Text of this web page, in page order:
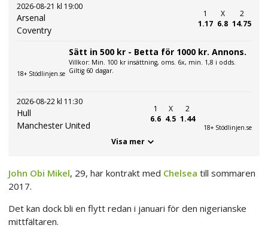
2026-08-21 kl 19:00
Arsenal
Coventry
1
1.17
X
6.8
2
14.75
18+ Stödlinjen.se
Sätt in 500 kr - Betta för 1000 kr. Annons.
Villkor: Min. 100 kr insättning, oms. 6x, min. 1,8 i odds.
Giltig 60 dagar.
2026-08-22 kl 11:30
Hull
Manchester United
1
6.6
X
4.5
2
1.44
18+ Stödlinjen.se
Visa mer
John Obi Mikel, 29, har kontrakt med Chelsea till sommaren
2017.
Det kan dock bli en flytt redan i januari för den nigerianske
mittfältaren.